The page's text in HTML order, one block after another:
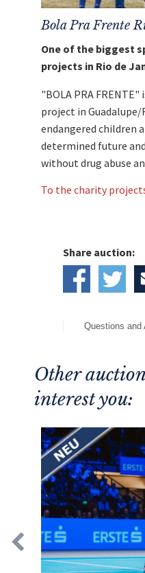
Bola Pra Frente
One of the biggest
projects in Rio de
"BOLA PRA
project in
endangered children
determined future
without drug abuse
To the charity
Share auction:
Questions and
Other
interest you: